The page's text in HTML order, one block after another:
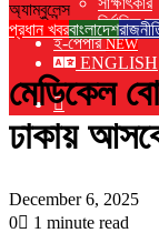
নির্বাচিত
ই-পেপারNEW
ENGLISH
Switch
skin
অ্যাম্বুলেন্স
প্রধান খবরবাংলাদেশ
মেডিকেল
ঢাকায়
December 6, 2025
0
1 minute read